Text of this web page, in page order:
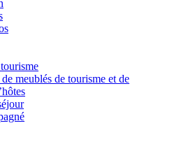
meublés de tourisme et de